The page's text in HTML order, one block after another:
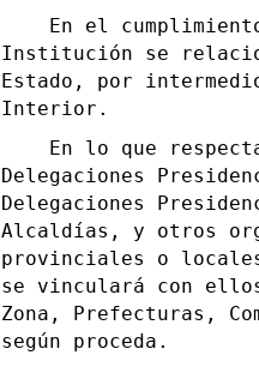
En el
Institución se
Estado, por
Interior.
En lo que
Delegaciones
Delegaciones
Alcaldías, y otros
provinciales o
se vinculará con
Zona, Prefecturas,
según proceda.